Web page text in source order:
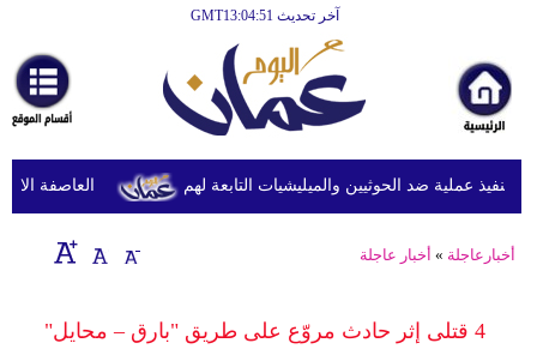
آخر تحديث GMT13:04:51
أخبارعاجلة
رياضة
ثقافة
إقتصاد
وموسيقى
العاصفة عملية ضد الحوثيين والميليشيات التابعة لهم
أخبارعاجلة » أخبار عاجلة
4 قتلى إثر حادث مروّع على طريق "بارق – محايل"